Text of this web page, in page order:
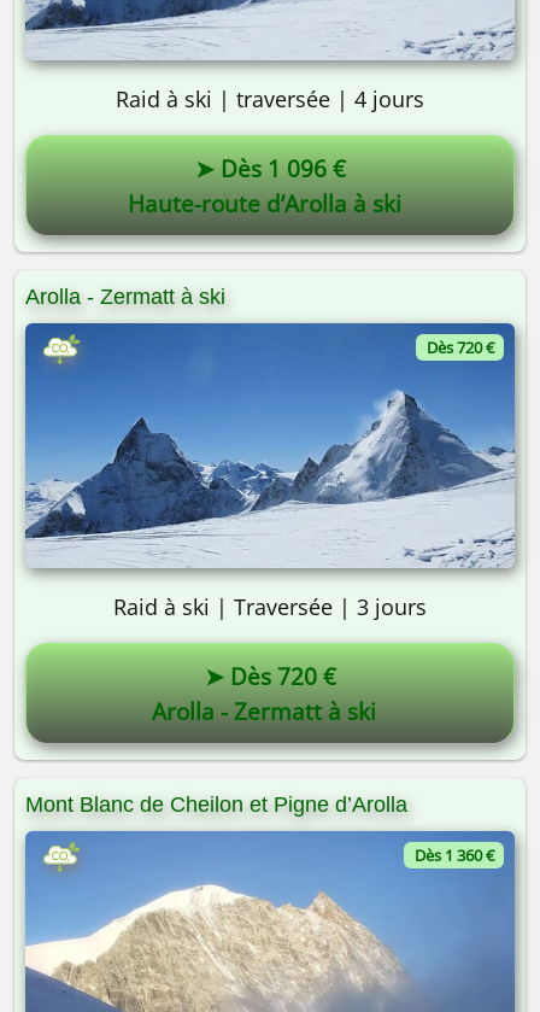
Raid à ski | traversée | 4 jours
➤ Dès 1 096 €
Haute-route d’Arolla à ski
Arolla - Zermatt à ski
Dès 720 €
Raid à ski | Traversée | 3 jours
➤ Dès 720 €
Arolla - Zermatt à ski
Mont Blanc de Cheilon et Pigne d’Arolla
Dès 1 360 €